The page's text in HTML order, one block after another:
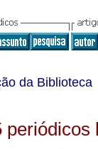
da Biblioteca
periódicos